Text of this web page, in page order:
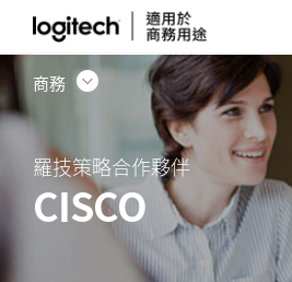
商務
羅
技
策
略
合
作
羅技策略合作夥伴
CISCO